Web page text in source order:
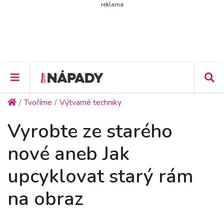
reklama
Tvoříme Výtvarné techniky
Vyrobte ze starého
nové aneb Jak
upcyklovat starý rám
na obraz